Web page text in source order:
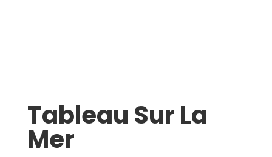
Tableau Sur La
Mer